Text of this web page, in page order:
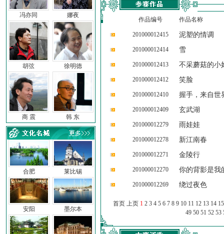
冯亦同 娜夜
胡弦 徐明德
商 震 韩 东
合肥
安阳
莱比锡
墨尔本
作品编号 作品名称
201000012415 泥塑的情调
201000012414 雪
201000012413 不采蘑菇的小
201000012412 笑脸
201000012410 握手，来自世
201000012409 玄武湖
201000012279 雨娃娃
201000012278 新江南春
201000012271 金陵行
201000012270 你的背影是我
201000012269 绕过夜色
首页 上页 1 2 3 4 5 6 7 8 9 10 11 12 13 14 15
49 50 51 52 53